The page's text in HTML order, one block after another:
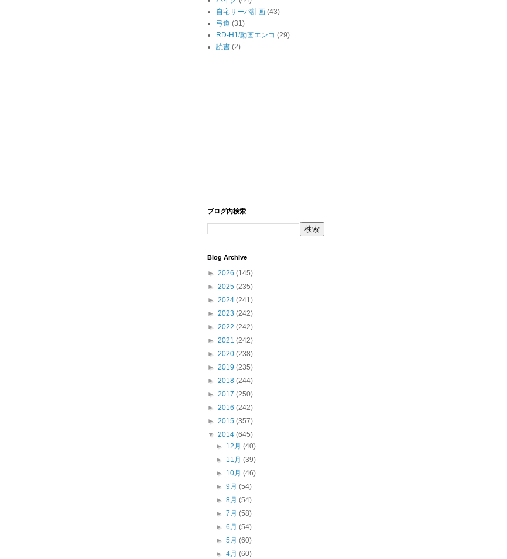
自宅サーバ計画 (43)
弓道 (31)
RD-H1/動画エンコ (29)
読書 (2)
ブログ内検索
Blog Archive
► 2026 (145)
► 2025 (235)
► 2024 (241)
► 2023 (242)
► 2022 (242)
► 2021 (242)
► 2020 (238)
► 2019 (235)
► 2018 (244)
► 2017 (250)
► 2016 (242)
► 2015 (357)
▼ 2014 (645)
► 12月(40)
► 11月(39)
► 10月(46)
►9月(54)
►8月(54)
►7月(58)
►6月(54)
►5月(60)
►4月(60)